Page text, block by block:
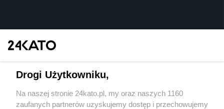
Wydawca mediów lokalnych
Drogi Użytkowniku,
Na naszej stronie 24kato.pl, my oraz naszych 1160
zaufanych partnerów uzyskujemy dostęp i przechowujemy